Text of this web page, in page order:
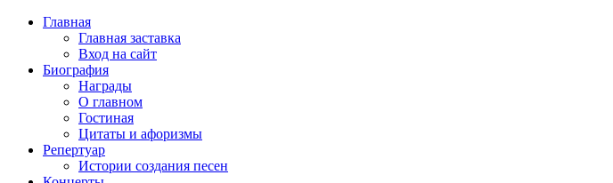
Главная
Главная заставка
Вход на сайт
Биография
Награды
О главном
Гостиная
Цитаты и афоризмы
Репертуар
Истории создания песен